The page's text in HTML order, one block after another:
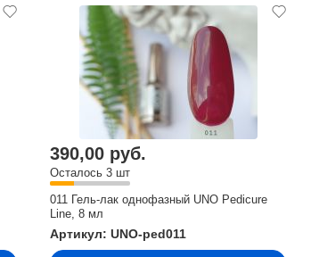
390,00 руб.
Осталось 3 шт
011 Гель-лак однофазный UNO Pedicure
Line, 8 мл
Артикул: UNO-ped011